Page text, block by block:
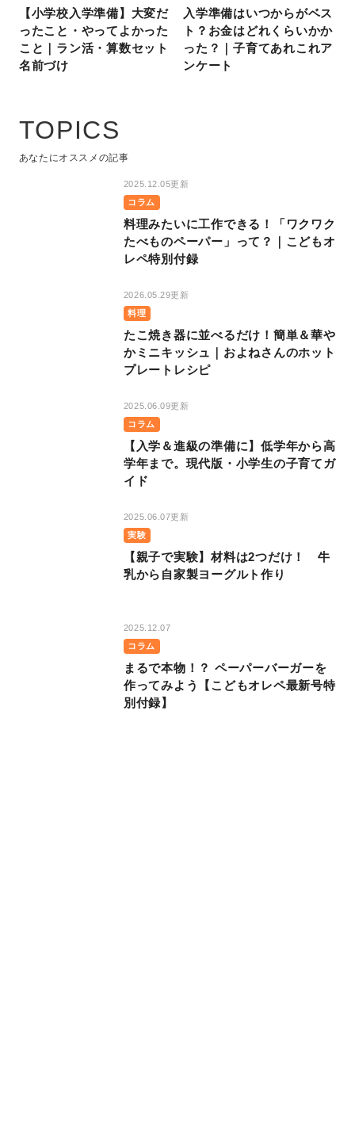
【小学校入学準備】大変だ
ったこと・やってよかった
こと｜ラン活・算数セット
名前づけ
入学準備はいつからがベス
ト？お金はどれくらいかか
った？｜子育てあれこれア
ンケート
TOPICS
あなたにオススメの記事
2025.12.05更新
コラム
料理みたいに工作できる！「ワクワク
たべものペーパー」って？｜こどもオ
レペ特別付録
2026.05.29更新
料理
たこ焼き器に並べるだけ！簡単＆華や
かミニキッシュ｜およねさんのホット
プレートレシピ
2025.06.09更新
コラム
【入学＆進級の準備に】低学年から高
学年まで。現代版・小学生の子育てガ
イド
2025.06.07更新
実験
【親子で実験】材料は2つだけ！ 牛
乳から自家製ヨーグルト作り
2025.12.07
コラム
まるで本物！？ ペーパーバーガーを
作ってみよう【こどもオレペ最新号特
別付録】